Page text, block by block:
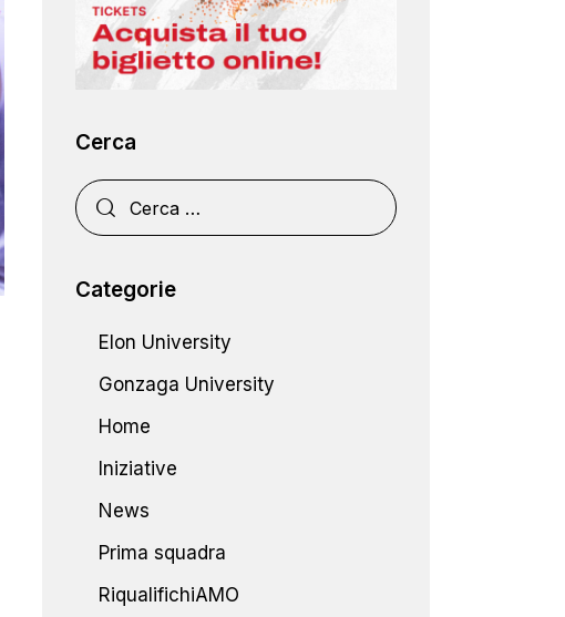
Cerca
Categorie
Elon University
Gonzaga University
Home
Iniziative
News
Prima squadra
RiqualifichiAMO